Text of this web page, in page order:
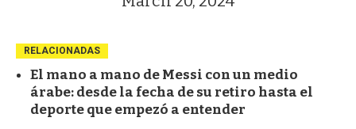
RELACIONADAS
El mano a mano de Messi con un medio
árabe: desde la fecha de su retiro hasta el
deporte que empezó a entender